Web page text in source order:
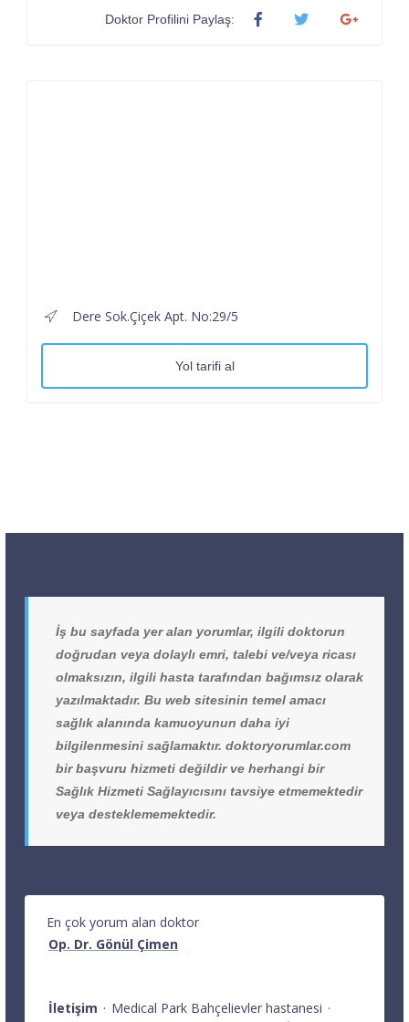
Doktor Profilini Paylaş:
Dere Sok.Çiçek Apt. No:29/5
Yol tarifi al
İş bu sayfada yer alan yorumlar, ilgili doktorun
doğrudan veya dolaylı emri, talebi ve/veya ricası
olmaksızın, ilgili hasta tarafından bağımsız olarak
yazılmaktadır. Bu web sitesinin temel amacı
sağlık alanında kamuoyunun daha iyi
bilgilenmesini sağlamaktır. doktoryorumlar.com
bir başvuru hizmeti değildir ve herhangi bir
Sağlık Hizmeti Sağlayıcısını tavsiye etmemektedir
veya desteklememektedir.
En çok yorum alan doktor
Op. Dr. Gönül Çimen
İletişim · Medical Park Bahçelievler hastanesi ·